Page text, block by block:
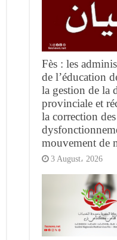
Fès : les
de l’éducation
la gestion de la
provinciale et
la correction des
mouvement de
3 August، 2026